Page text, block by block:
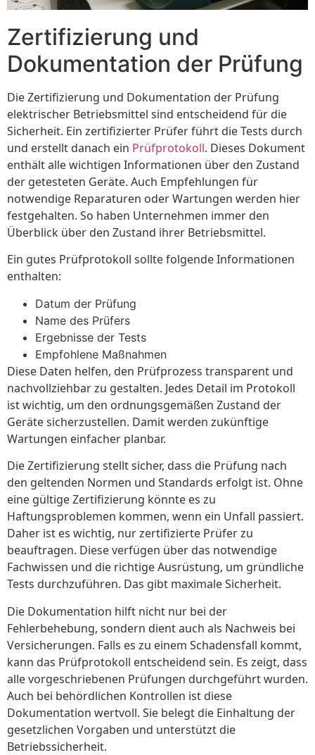
Zertifizierung und
Dokumentation der Prüfung
Die Zertifizierung und Dokumentation der Prüfung
elektrischer Betriebsmittel sind entscheidend für die
Sicherheit. Ein zertifizierter Prüfer führt die Tests durch
und erstellt danach ein Prüfprotokoll. Dieses Dokument
enthält alle wichtigen Informationen über den Zustand
der getesteten Geräte. Auch Empfehlungen für
notwendige Reparaturen oder Wartungen werden hier
festgehalten. So haben Unternehmen immer den
Überblick über den Zustand ihrer Betriebsmittel.
Ein gutes Prüfprotokoll sollte folgende Informationen
enthalten:
Datum der Prüfung
Name des Prüfers
Ergebnisse der Tests
Empfohlene Maßnahmen
Diese Daten helfen, den Prüfprozess transparent und
nachvollziehbar zu gestalten. Jedes Detail im Protokoll
ist wichtig, um den ordnungsgemäßen Zustand der
Geräte sicherzustellen. Damit werden zukünftige
Wartungen einfacher planbar.
Die Zertifizierung stellt sicher, dass die Prüfung nach
den geltenden Normen und Standards erfolgt ist. Ohne
eine gültige Zertifizierung könnte es zu
Haftungsproblemen kommen, wenn ein Unfall passiert.
Daher ist es wichtig, nur zertifizierte Prüfer zu
beauftragen. Diese verfügen über das notwendige
Fachwissen und die richtige Ausrüstung, um gründliche
Tests durchzuführen. Das gibt maximale Sicherheit.
Die Dokumentation hilft nicht nur bei der
Fehlerbehebung, sondern dient auch als Nachweis bei
Versicherungen. Falls es zu einem Schadensfall kommt,
kann das Prüfprotokoll entscheidend sein. Es zeigt, dass
alle vorgeschriebenen Prüfungen durchgeführt wurden.
Auch bei behördlichen Kontrollen ist diese
Dokumentation wertvoll. Sie belegt die Einhaltung der
gesetzlichen Vorgaben und unterstützt die
Betriebssicherheit.